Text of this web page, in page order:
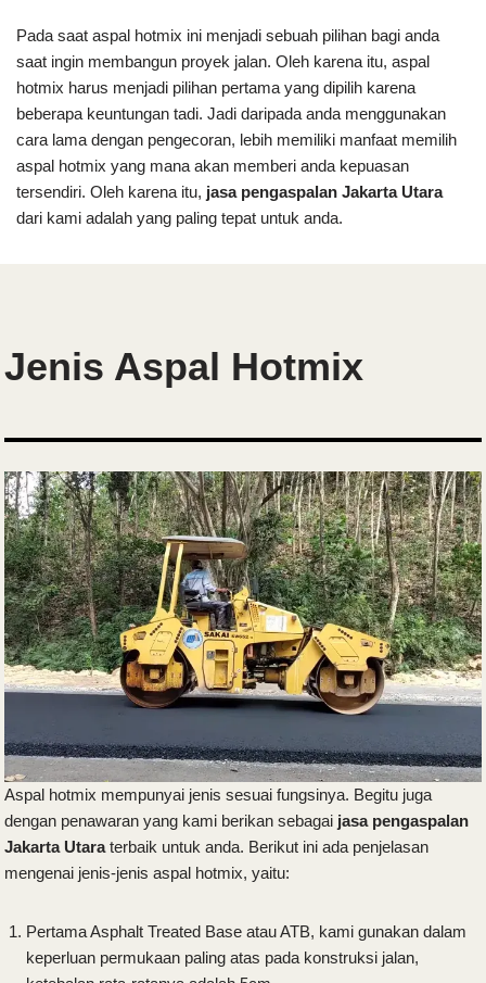
Pada saat aspal hotmix ini menjadi sebuah pilihan bagi anda
saat ingin membangun proyek jalan. Oleh karena itu, aspal
hotmix harus menjadi pilihan pertama yang dipilih karena
beberapa keuntungan tadi. Jadi daripada anda menggunakan
cara lama dengan pengecoran, lebih memiliki manfaat memilih
aspal hotmix yang mana akan memberi anda kepuasan
tersendiri. Oleh karena itu, jasa pengaspalan Jakarta Utara
dari kami adalah yang paling tepat untuk anda.
Jenis Aspal Hotmix
Aspal hotmix mempunyai jenis sesuai fungsinya. Begitu juga
dengan penawaran yang kami berikan sebagai jasa pengaspalan
Jakarta Utaraterbaik untuk anda. Berikut ini ada penjelasan
mengenai jenis-jenis aspal hotmix, yaitu:
Pertama Asphalt Treated Base atau ATB, kami gunakan dalam
keperluan permukaan paling atas pada konstruksi jalan,